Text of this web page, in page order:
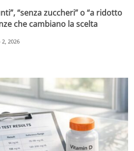
“senza zuccheri” o “a ridotto
che cambiano la scelta
2, 2026